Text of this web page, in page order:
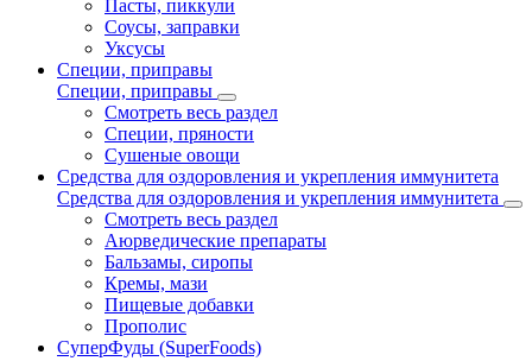
Пасты, пиккули
Соусы, заправки
Уксусы
Специи, приправы
Специи, приправы
Смотреть весь раздел
Специи, пряности
Сушеные овощи
Средства для оздоровления и укрепления иммунитета
Средства для оздоровления и укрепления иммунитета
Смотреть весь раздел
Аюрведические препараты
Бальзамы, сиропы
Кремы, мази
Пищевые добавки
Прополис
СуперФуды (SuperFoods)